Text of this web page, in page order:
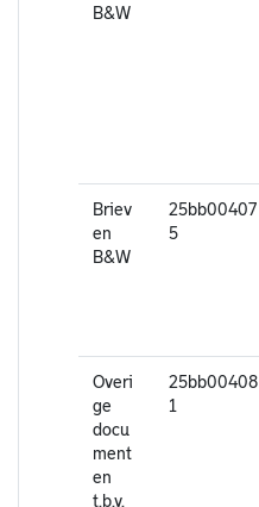
B&W
Briev
en
B&W
25bb00407
5
Overi
ge
docu
ment
en
t.b.v.
25bb00408
1